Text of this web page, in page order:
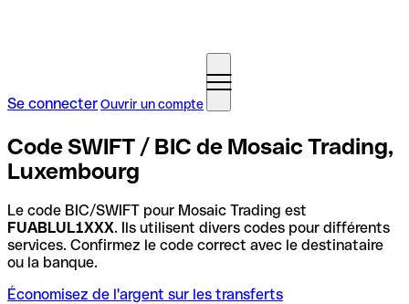
Se connecterOuvrir un compte
Code SWIFT / BIC de Mosaic Trading,
Luxembourg
Le code BIC/SWIFT pour Mosaic Trading est
FUABLUL1XXX. Ils utilisent divers codes pour différents
services. Confirmez le code correct avec le destinataire
ou la banque.
Économisez de l'argent sur les transferts